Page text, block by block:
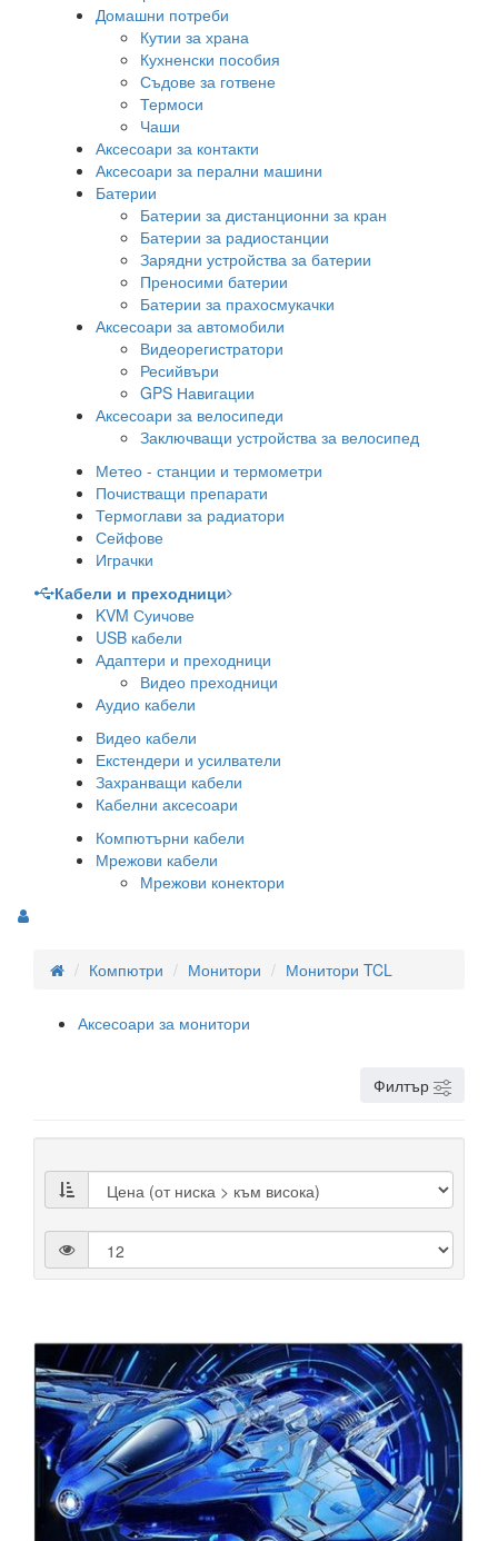
Домашни потреби
Кутии за храна
Кухненски пособия
Съдове за готвене
Термоси
Чаши
Аксесоари за контакти
Аксесоари за перални машини
Батерии
Батерии за дистанционни за кран
Батерии за радиостанции
Зарядни устройства за батерии
Преносими батерии
Батерии за прахосмукачки
Аксесоари за автомобили
Видеорегистратори
Ресийвъри
GPS Навигации
Аксесоари за велосипеди
Заключващи устройства за велосипед
Метео - станции и термометри
Почистващи препарати
Термоглави за радиатори
Сейфове
Играчки
Кабели и преходници
KVM Суичове
USB кабели
Адаптери и преходници
Видео преходници
Аудио кабели
Видео кабели
Екстендери и усилватели
Захранващи кабели
Кабелни аксесоари
Компютърни кабели
Мрежови кабели
Мрежови конектори
Компютри Монитори Монитори TCL
Аксесоари за монитори
Филтър